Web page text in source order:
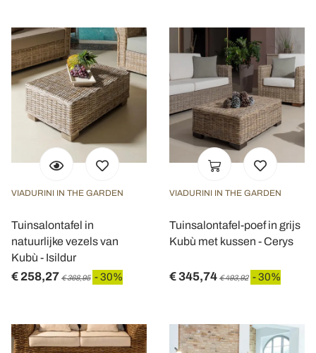
VIADURINI IN THE GARDEN
Tuinsalontafel in
natuurlijke vezels van
Kubù - Isildur
€ 258,27 € 368,95 - 30%
VIADURINI IN THE GARDEN
Tuinsalontafel-poef in grijs
Kubù met kussen - Cerys
€ 345,74 € 493,92 - 30%